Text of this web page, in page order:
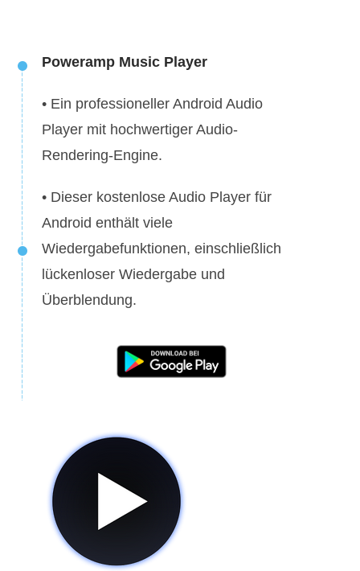
Poweramp Music Player
• Ein professioneller Android Audio
Player mit hochwertiger Audio-
Rendering-Engine.
• Dieser kostenlose Audio Player für
Android enthält viele
Wiedergabefunktionen, einschließlich
lückenloser Wiedergabe und
Überblendung.